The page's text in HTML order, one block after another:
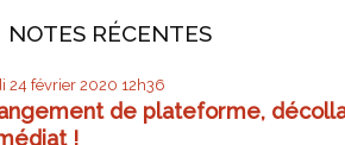
NOTES RÉCENTES
24 février 2020 12h36
de plateforme,
!